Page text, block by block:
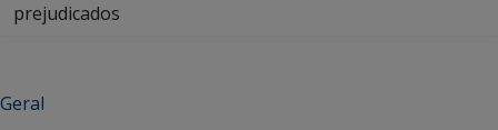
prejudicados
Geral